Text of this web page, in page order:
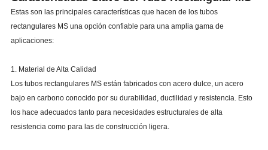
Standard Lengths 6m, 9m, 12m, or customized
Manufacturing Process
Estas son las principales características que hacen de los tubos
rectangulares MS una opción confiable para una amplia gama de
aplicaciones:
1. Material de Alta Calidad
Los tubos rectangulares MS están fabricados con acero dulce, un acero
bajo en carbono conocido por su durabilidad, ductilidad y resistencia. Esto
los hace adecuados tanto para necesidades estructurales de alta
resistencia como para las de construcción ligera.